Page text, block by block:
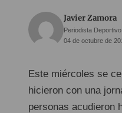
Javier Zamora
Periodista Deportivo
04 de octubre de
Este miércoles se
hicieron con una
personas acudieron